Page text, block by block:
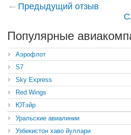
Предыдущий отзыв
Популярные
Аэрофлот
S7
Sky Express
Red Wings
ЮТэйр
Уральские авиалинии
Узбекистон хаво йуллари